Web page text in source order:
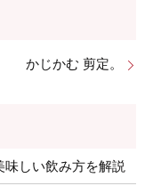
かじかむ 剪定。
しい飲み方を解説